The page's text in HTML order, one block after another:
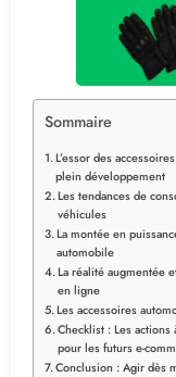
Sommaire
L’essor des
plein développement
Les tendances de
véhicules
La montée en
automobile
La réalité augmentée
en ligne
Les accessoires
Checklist : Les
pour les futurs e-
Conclusion : Agir dès